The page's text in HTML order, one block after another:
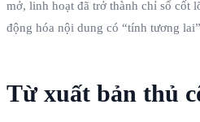
mở, linh hoạt đã trở thành chỉ số cốt
động hóa nội dung có “tính tương
Từ xuất bản thủ